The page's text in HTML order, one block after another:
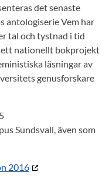
det senaste
antologiserieVem har
tal och tystnad i tid
ett nationellt bokprojekt
läsningar av
genusforskare
Sundsvall, även som
2016